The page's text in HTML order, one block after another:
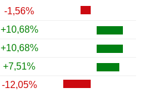
-1,56%
+10,68%
+10,68%
+7,51%
-12,05%